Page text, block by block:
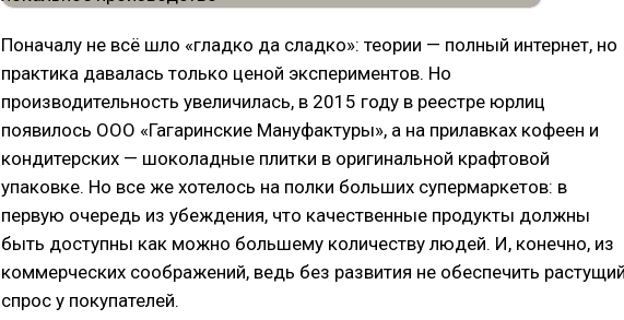
Поначалу не всё шло «гладко да сладко»: теории — полный интернет, но
практика давалась только ценой экспериментов. Но
производительность увеличилась, в 2015 году в реестре юрлиц
появилось ООО «Гагаринские Мануфактуры», а на прилавках кофеен и
кондитерских — шоколадные плитки в оригинальной крафтовой
упаковке. Но все же хотелось на полки больших супермаркетов: в
первую очередь из убеждения, что качественные продукты должны
быть доступны как можно большему количеству людей. И, конечно, из
коммерческих соображений, ведь без развития не обеспечить
спрос у покупателей.